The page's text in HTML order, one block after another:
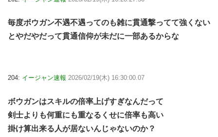
毎度ボウガン不遇不遇ってのも雑に貫通撃ってて強くない
とやだやだって貫通信仰が未だに一部あるからな
204: イージャン速報 2026/02/19(木) 16:30:00.07
ボウガンはスキルの倍率上げすぎなんだって
剣士よりも何重にも重なるくせに倍率も高い
掛け算出来る人が居ないんじゃないのか？